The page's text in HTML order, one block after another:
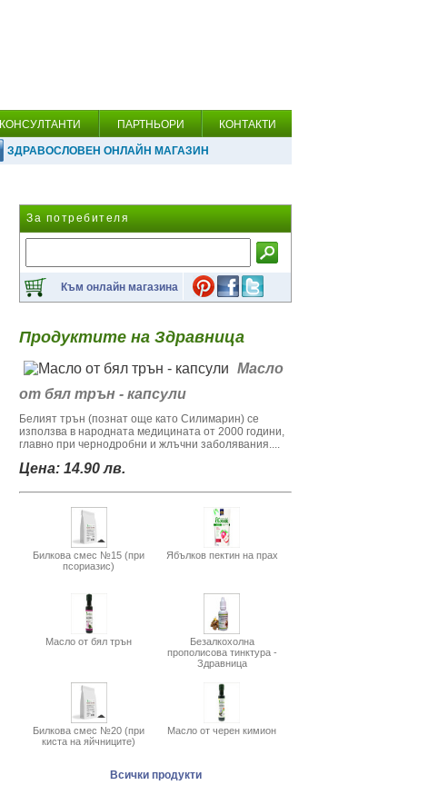
КОНСУЛТАНТИ ПАРТНЬОРИ КОНТАКТИ
ЗДРАВОСЛОВЕН ОНЛАЙН МАГАЗИН
За потребителя
Към онлайн магазина
Продуктите на Здравница
Масло
от бял трън - капсули
Белият трън (познат още като Силимарин) се
използва в народната медицината от 2000 години,
главно при чернодробни и жлъчни заболявания....
Цена: 14.90 лв.
Билкова смес №15 (при
псориазис)
Ябълков пектин на прах
Масло от бял трън
Безалкохолна
прополисова тинктура -
Здравница
Билкова смес №20 (при
киста на яйчниците)
Масло от черен кимион
Всички продукти